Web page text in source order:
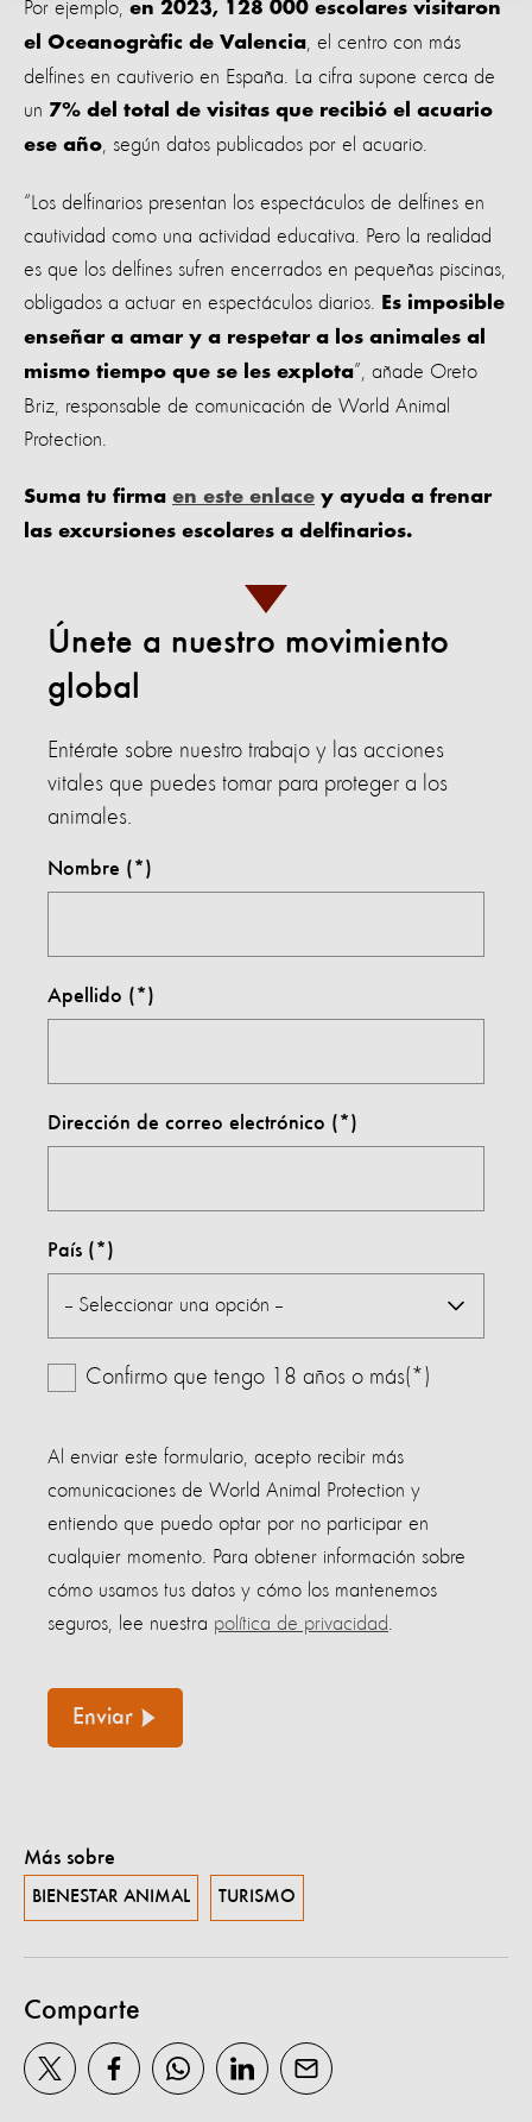
Por ejemplo, en 2023, 128 000 escolares visitaron
el Oceanogràfic de Valencia , el centro con más
delfines en cautiverio en España. La cifra supone cerca de
un 7% del total de visitas que recibió el acuario
ese año , según datos publicados por el acuario.
“Los delfinarios presentan los espectáculos de delfines en
cautividad como una actividad educativa. Pero la realidad
es que los delfines sufren encerrados en pequeñas piscinas,
obligados a actuar en espectáculos diarios.
Es imposible
enseñar a amar y a respetar a los animales al
mismo tiempo que se les explota”, añade Oreto
Briz, responsable de comunicación de World Animal
Protection.
Suma tu firma en este enlace y ayuda a frenar
las excursiones escolares a delfinarios.
Únete a nuestro movimiento
global
Entérate sobre nuestro trabajo y las acciones
vitales que puedes tomar para proteger a los
animales.
Nombre
Apellido
Dirección de correo electrónico
País
Confirmo que tengo 18 años o más(*)
Al enviar este formulario, acepto recibir más
comunicaciones de World Animal Protection y
entiendo que puedo optar por no participar en
cualquier momento. Para obtener información sobre
cómo usamos tus datos y cómo los mantenemos
seguros, lee nuestra política de privacidad
Enviar
Más sobre
BIENESTAR ANIMAL TURISMO
Comparte